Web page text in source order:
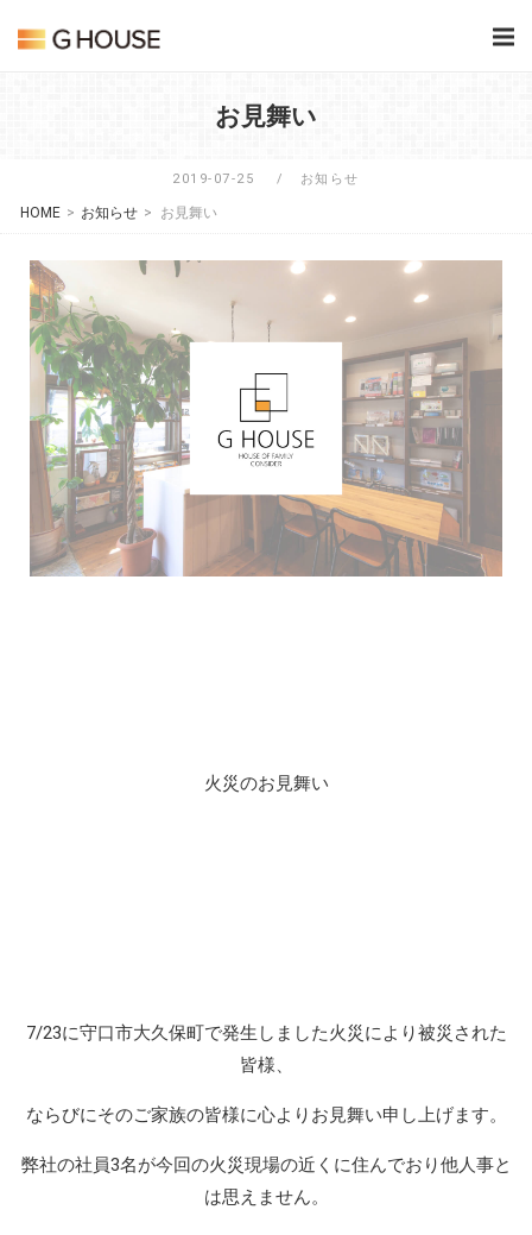
お見舞い
2019-07-25 お知らせ
HOME > お知らせ > お見舞い
火災のお見舞い
7/23に守口市大久保町で発生しました火災により被災された
皆様、
ならびにそのご家族の皆様に心よりお見舞い申し上げます。
弊社の社員3名が今回の火災現場の近くに住んでおり他人事と
は思えません。